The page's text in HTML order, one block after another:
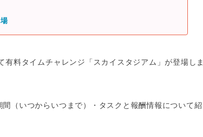
有料タイムチャレンジ 「スカイスタジアム」 が登場しま
（いつからいつまで）・タスクと報酬情報について紹